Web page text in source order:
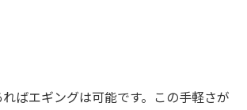
ばエギングは可能です。この手軽さが